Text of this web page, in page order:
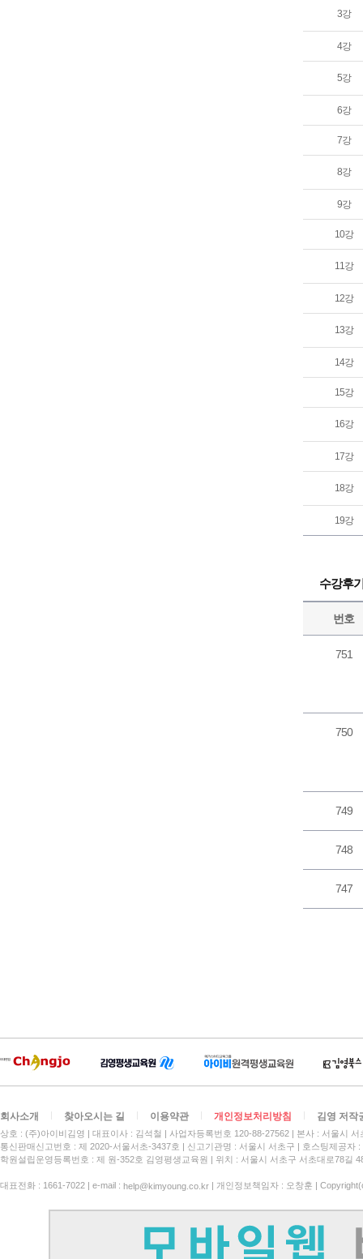
3강
4강
5강
6강
7강
8강
9강
10강
11강
12강
13강
14강
15강
16강
17강
18강
19강
수강후
번호
751
750
749
748
747
회사소개 찾아오시는 길 이용약관 개인정보처리방침 김영 저작
상호 : (주)아이비김영 대표이사 : 김석철 사업자등록번호 120-88-27562
본사 : 서울시
통신판매신고번호 : 제 2020-서울서초-3437호
신고기관명 : 서울시 서초구
호스팅제공자
학원설립운영등록번호 : 제 원-352호 김영평생교육원 | 위치 : 서울시 서초구 서초대로78길
대표전화 : 1661-7022 | e-mail : help@kimyoung.co.kr | 개인정보책임자 : 오창훈 |